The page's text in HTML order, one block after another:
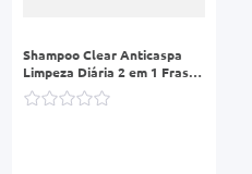
Shampoo Clear Anticaspa
Limpeza Diária 2 em 1 Frasco
400ml